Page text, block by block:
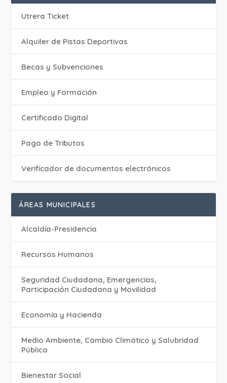
Utrera Ticket
Alquiler de Pistas Deportivas
Becas y Subvenciones
Empleo y Formación
Certificado Digital
Pago de Tributos
Verificador de documentos electrónicos
ÁREAS MUNICIPALES
Alcaldía-Presidencia
Recursos Humanos
Seguridad Ciudadana, Emergencias,
Participación Ciudadana y Movilidad
Economía y Hacienda
Medio Ambiente, Cambio Climático y Salubridad
Pública
Bienestar Social